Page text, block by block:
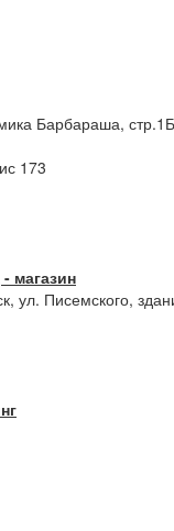
Барбараша,
173
магазин
ул. Писемского,